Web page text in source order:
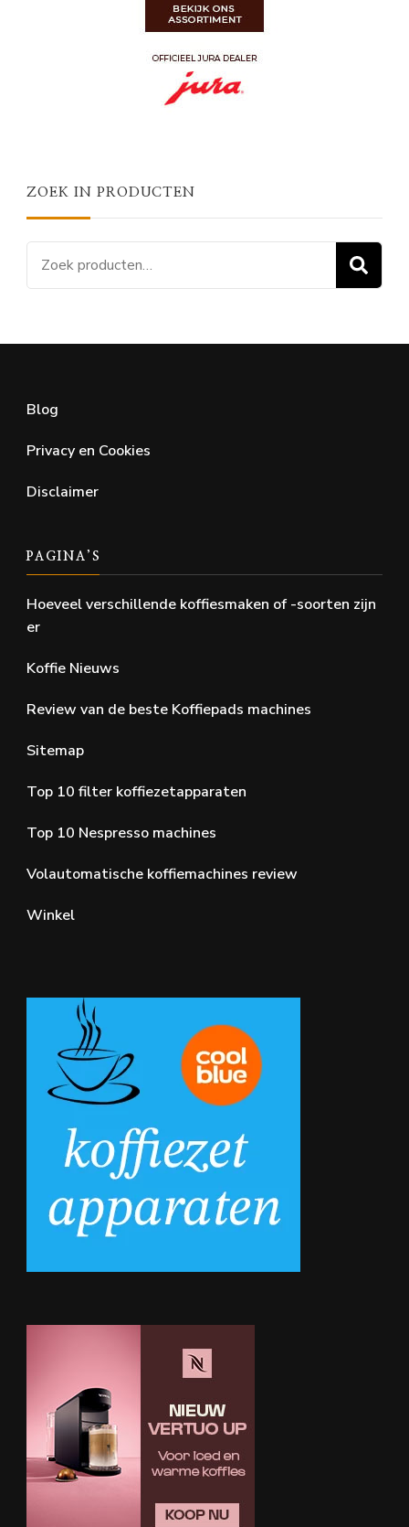
ZOEK IN PRODUCTEN
Zoeken
naar:
Blog
Privacy en Cookies
Disclaimer
PAGINA’S
Hoeveel verschillende koffiesmaken of -soorten zijn
er
Koffie Nieuws
Review van de beste Koffiepads machines
Sitemap
Top 10 filter koffiezetapparaten
Top 10 Nespresso machines
Volautomatische koffiemachines review
Winkel